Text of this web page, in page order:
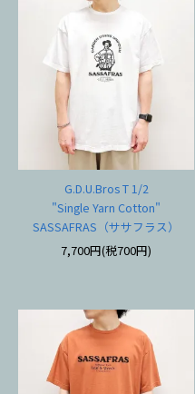
G.D.U.Bros T 1/2
"Single Yarn Cotton"
SASSAFRAS（ササフラス）
7,700円(税700円)